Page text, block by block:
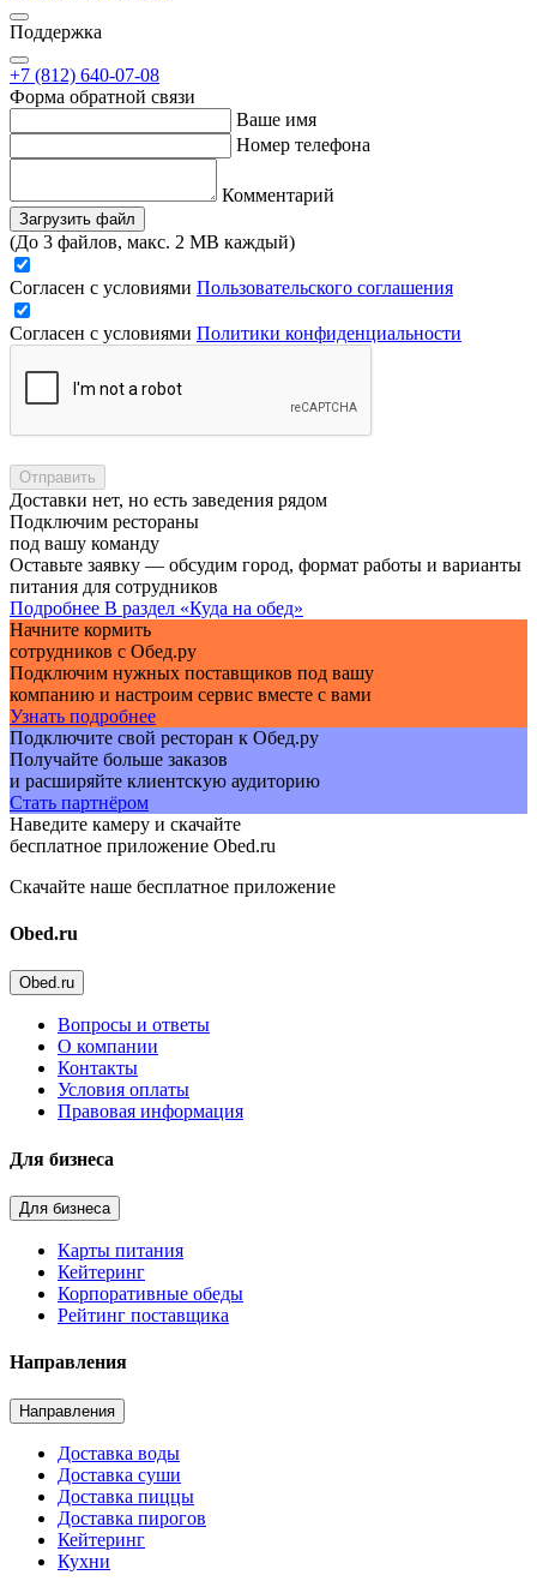
Поддержка
+7 (812) 640-07-08
Форма обратной связи
Ваше имя
Номер телефона
Комментарий
Загрузить файл
(До 3 файлов, макс. 2 MB каждый)
Согласен с условиями Пользовательского соглашения
Согласен с условиями Политики конфиденциальности
Отправить
Доставки нет, но есть заведения рядом
Подключим рестораны
под вашу команду
Оставьте заявку — обсудим город, формат работы и варианты
питания для сотрудников
Подробнее В раздел «Куда на обед»
Начните кормить
сотрудников с Обед.ру
Подключим нужных поставщиков под вашу
компанию и настроим сервис вместе с вами
Узнать подробнее
Подключите свой ресторан к Обед.ру
Получайте больше заказов
и расширяйте клиентскую аудиторию
Стать партнёром
Наведите камеру и скачайте
бесплатное приложение Obed.ru
Скачайте наше бесплатное приложение
Obed.ru
Obed.ru
Вопросы и ответы
О компании
Контакты
Условия оплаты
Правовая информация
Для бизнеса
Для бизнеса
Карты питания
Кейтеринг
Корпоративные обеды
Рейтинг поставщика
Направления
Направления
Доставка воды
Доставка суши
Доставка пиццы
Доставка пирогов
Кейтеринг
Кухни